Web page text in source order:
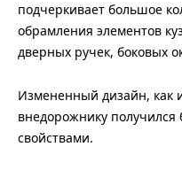
подчеркивает большое
обрамления элементов
дверных ручек, боковых
Измененный дизайн,
внедорожнику
свойствами.